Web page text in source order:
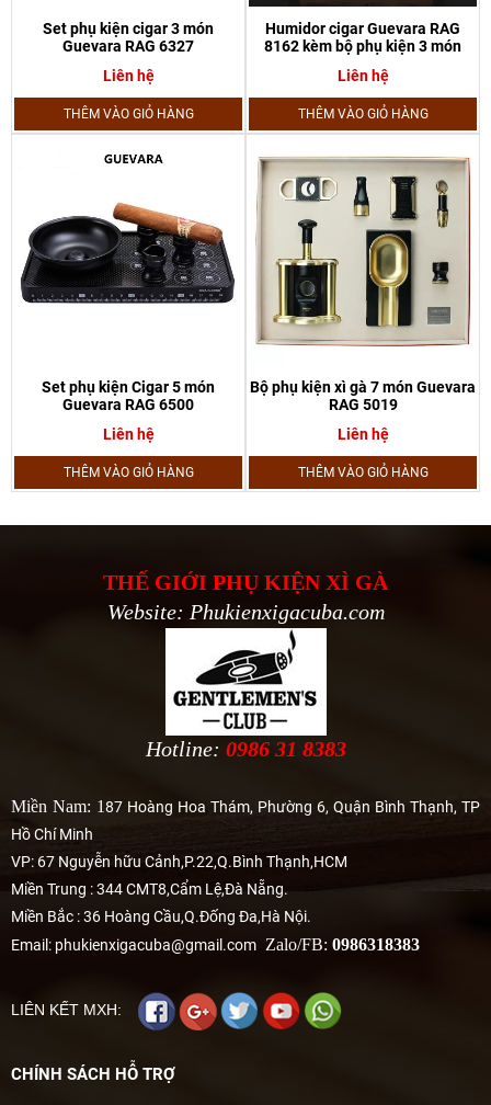
Set phụ kiện cigar 3 món
Guevara RAG 6327
Liên hệ
THÊM VÀO GIỎ HÀNG
Humidor cigar Guevara RAG
8162 kèm bộ phụ kiện 3 món
Liên hệ
THÊM VÀO GIỎ HÀNG
Set phụ kiện Cigar 5 món
Guevara RAG 6500
Liên hệ
THÊM VÀO GIỎ HÀNG
Bộ phụ kiện xì gà 7 món Guevara
RAG 5019
Liên hệ
THÊM VÀO GIỎ HÀNG
THẾ GIỚI PHỤ KIỆN XÌ GÀ
Website: Phukienxigacuba.com
Hotline: 0986 31 8383
Miền Nam: 187 Hoàng Hoa Thám, Phường 6, Quận Bình Thạnh, TP
Hồ Chí Minh
VP: 67 Nguyễn hữu Cảnh,P.22,Q.Bình Thạnh,HCM
Miền Trung : 344 CMT8,Cẩm Lệ,Đà Nẵng.
Miền Bắc : 36 Hoàng Cầu,Q.Đống Đa,Hà Nội.
Email: phukienxigacuba@gmail.com Zalo/FB: 0986318383
LIÊN KẾT MXH:
CHÍNH SÁCH HỖ TRỢ